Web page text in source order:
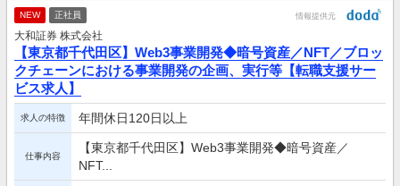
NEW 正社員 情報提供元
大和証券 株式会社
【東京都千代田区】Web3事業開発◆暗号資産／NFT／ブロッ
クチェーンにおける事業開発の企画、実行等【転職支援サー
ビス求人】
求人の特徴 年間休日120日以上
仕事内容
【東京都千代田区】Web3事業開発◆暗号資産／
NFT...